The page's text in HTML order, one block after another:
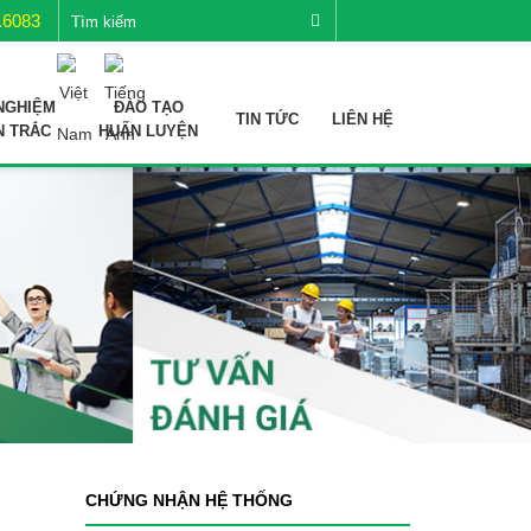
TRẮC
ĐÀO TẠO
HUẤN LUYỆN
TIN TỨC LIÊN HỆ
CHỨNG NHẬN HỆ THỐNG